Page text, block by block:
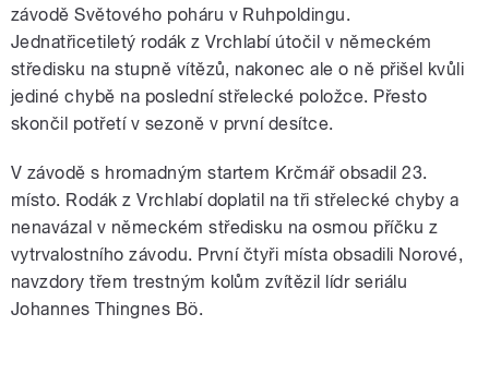
závodě Světového poháru v Ruhpoldingu.
Jednatřicetiletý rodák z Vrchlabí útočil v německém
středisku na stupně vítězů, nakonec ale o ně přišel kvůli
jediné chybě na poslední střelecké položce. Přesto
skončil potřetí v sezoně v první desítce.
V závodě s hromadným startem Krčmář obsadil 23.
místo. Rodák z Vrchlabí doplatil na tři střelecké chyby a
nenavázal v německém středisku na osmou příčku z
vytrvalostního závodu. První čtyři místa obsadili Norové,
navzdory třem trestným kolům zvítězil lídr seriálu
Johannes Thingnes Bö.